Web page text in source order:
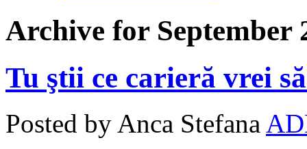
Archive for September
Tu ştii ce carieră vrei
Posted by Anca Stefana